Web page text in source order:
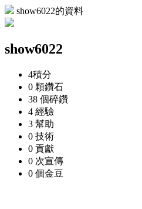
show6022的資料
show6022
4積分
0 顆鑽石
38 個碎鑽
4 經驗
3 幫助
0 技術
0 貢獻
0 次宣傳
0 個金豆